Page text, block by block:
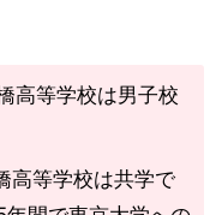
高等学校は男子校
高等学校は共学で